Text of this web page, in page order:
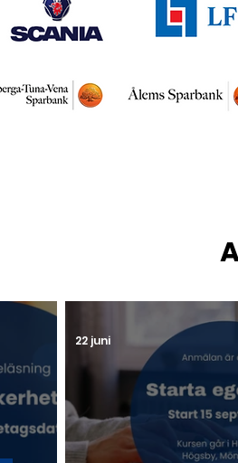
22 juni